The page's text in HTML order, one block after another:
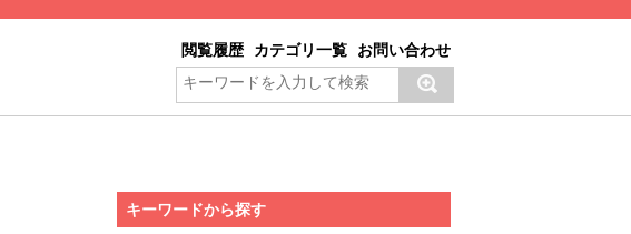
閲覧履歴 カテゴリ一覧 お問い合わせ
キーワードから探す